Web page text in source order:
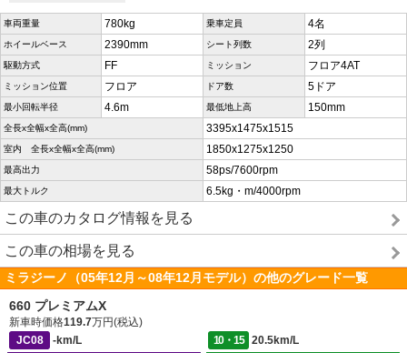
車両重量 780kg 乗車定員 4名
ホイールベース 2390mm シート列数 2列
駆動方式 FF ミッション フロア4AT
ミッション位置 フロア ドア数 5ドア
最小回転半径 4.6m 最低地上高 150mm
全長x全幅x全高(mm) 3395x1475x1515
室内 全長x全幅x全高(mm) 1850x1275x1250
最高出力 58ps/7600rpm
最大トルク 6.5kg・m/4000rpm
この車のカタログ情報を見る
この車の相場を見る
ミラジーノ（05年12月～08年12月モデル）の他のグレード一覧
660 プレミアムX
新車時価格119.7万円(税込)
JC08
-km/L 10・15
20.5km/L